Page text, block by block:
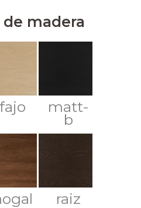
madera
fajo matt-
b
raiz